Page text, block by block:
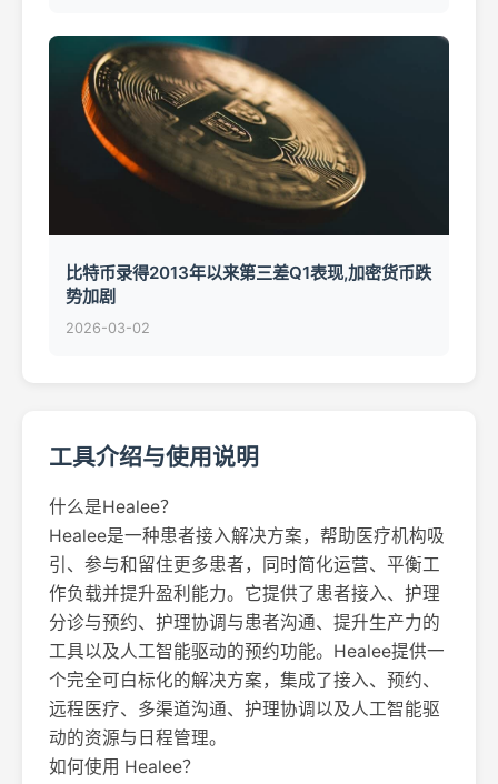
比特币录得2013年以来第三差Q1表现,加密货币跌
势加剧
2026-03-02
工具介绍与使用说明
什么是Healee？
Healee是一种患者接入解决方案，帮助医疗机构吸
引、参与和留住更多患者，同时简化运营、平衡工
作负载并提升盈利能力。它提供了患者接入、护理
分诊与预约、护理协调与患者沟通、提升生产力的
工具以及人工智能驱动的预约功能。Healee提供一
个完全可白标化的解决方案，集成了接入、预约、
远程医疗、多渠道沟通、护理协调以及人工智能驱
动的资源与日程管理。
如何使用 Healee？